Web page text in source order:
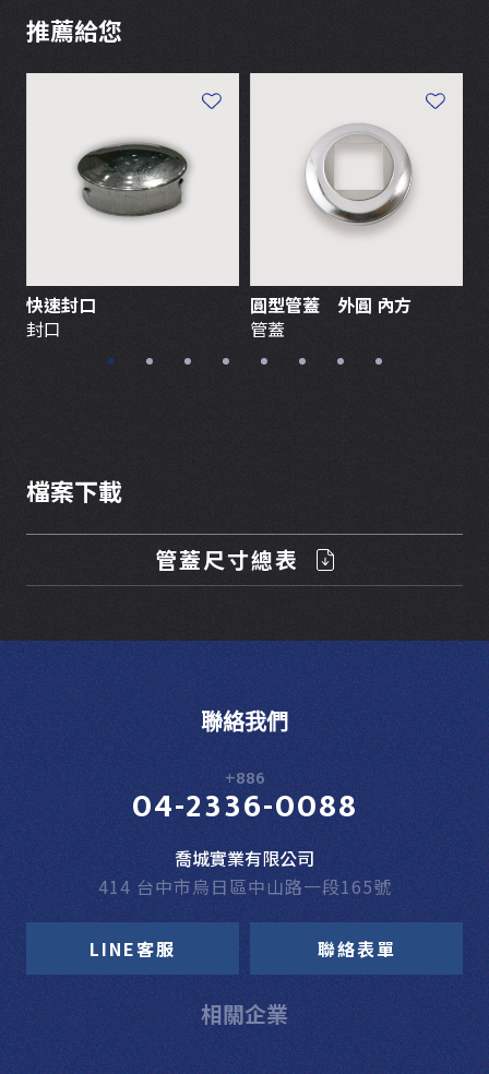
推薦給您
快速封口
封口
圓型管蓋 外圓 內方
管蓋
檔案下載
管蓋尺寸總表
相關企業
聯絡我們
+886
04-2336-0088
喬城實業有限公司
414 台中市烏日區中山路一段165號
LINE客服 聯絡表單